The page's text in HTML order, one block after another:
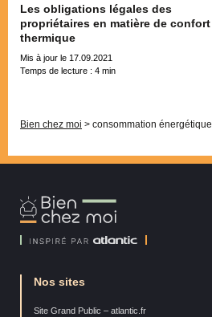
Les obligations légales des
propriétaires en matière de confort
thermique
Mis à jour le 17.09.2021
Temps de lecture : 4 min
Bien chez moi > consommation énergétique
Bien
Chez
Nos sites
Site Grand Public – atlantic.fr